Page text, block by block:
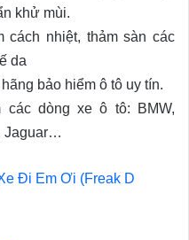
khử mùi.
cách nhiệt, thảm sàn các
da
bảo hiểm ô tô uy tín.
các dòng xe ô tô: BMW,
Jaguar…
Đi Em Ơi (Freak D